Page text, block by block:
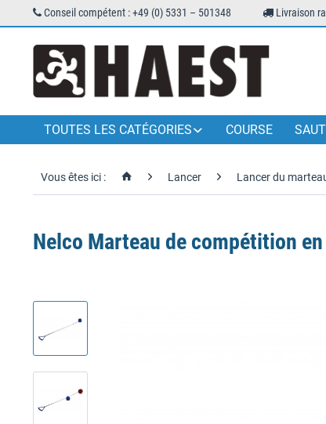
Conseil compétent : +49 (0) 5331 – 501348 Livraison
TOUTES LES CATÉGORIES COURSE SAUT
Vous êtes ici : Lancer Lancer du
Nelco Marteau de compétition